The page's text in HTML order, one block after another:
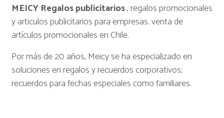
MEICY Regalos publicitarios, regalos promocionales
y articulos publicitarios para empresas. venta de
artículos promocionales en Chile.
Por más de 20 años, Meicy se ha especializado en
soluciones en regalos y recuerdos corporativos;
recuerdos para fechas especiales como familiares.